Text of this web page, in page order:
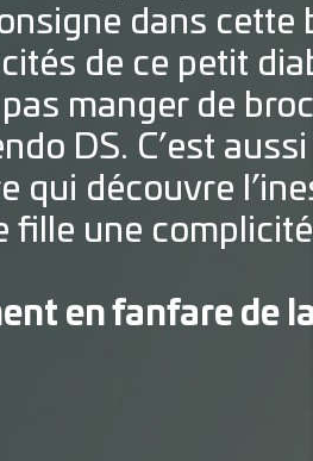
dans cette
de ce petit
manger de
DS. C’est
qui découvre
fille une
en fanfare de